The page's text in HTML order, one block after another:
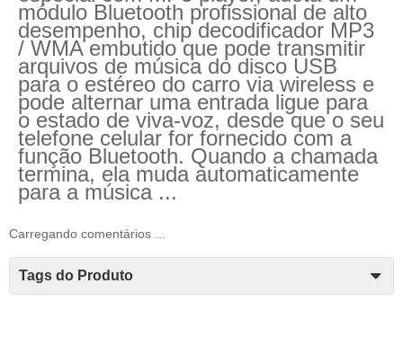
módulo Bluetooth profissional de alto
desempenho, chip decodificador MP3
/ WMA embutido que pode transmitir
arquivos de música do disco USB
para o estéreo do carro via wireless e
pode alternar uma entrada ligue para
o estado de viva-voz, desde que o seu
telefone celular for fornecido com a
função Bluetooth. Quando a chamada
termina, ela muda automaticamente
para a música ...
Carregando comentários ...
Tags do Produto